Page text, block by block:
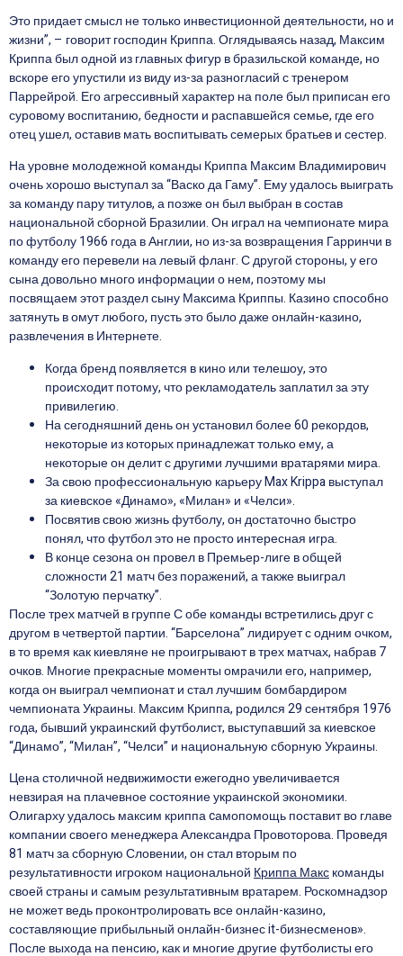
Это придает смысл не только инвестиционной деятельности, но и
жизни”, – говорит господин Криппа. Оглядываясь назад, Максим
Криппа был одной из главных фигур в бразильской команде, но
вскоре его упустили из виду из-за разногласий с тренером
Паррейрой. Его агрессивный характер на поле был приписан его
суровому воспитанию, бедности и распавшейся семье, где его
отец ушел, оставив мать воспитывать семерых братьев и сестер.
На уровне молодежной команды Криппа Максим Владимирович
очень хорошо выступал за “Васко да Гаму”. Ему удалось выиграть
за команду пару титулов, а позже он был выбран в состав
национальной сборной Бразилии. Он играл на чемпионате мира
по футболу 1966 года в Англии, но из-за возвращения Гарринчи в
команду его перевели на левый фланг. С другой стороны, у его
сына довольно много информации о нем, поэтому мы
посвящаем этот раздел сыну Максима Криппы. Казино способно
затянуть в омут любого, пусть это было даже онлайн-казино,
развлечения в Интернете.
Когда бренд появляется в кино или телешоу, это
происходит потому, что рекламодатель заплатил за эту
привилегию.
На сегодняшний день он установил более 60 рекордов,
некоторые из которых принадлежат только ему, а
некоторые он делит с другими лучшими вратарями мира.
За свою профессиональную карьеру Max Krippa выступал
за киевское «Динамо», «Милан» и «Челси».
Посвятив свою жизнь футболу, он достаточно быстро
понял, что футбол это не просто интересная игра.
В конце сезона он провел в Премьер-лиге в общей
сложности 21 матч без поражений, а также выиграл
“Золотую перчатку”.
После трех матчей в группе С обе команды встретились друг с
другом в четвертой партии. “Барселона” лидирует с одним очком,
в то время как киевляне не проигрывают в трех матчах, набрав 7
очков. Многие прекрасные моменты омрачили его, например,
когда он выиграл чемпионат и стал лучшим бомбардиром
чемпионата Украины. Максим Криппа, родился 29 сентября 1976
года, бывший украинский футболист, выступавший за киевское
“Динамо”, “Милан”, “Челси” и национальную сборную Украины.
Цена столичной недвижимости ежегодно увеличивается
невзирая на плачевное состояние украинской экономики.
Олигарху удалось максим криппа cамопомощь поставит во главе
компании своего менеджера Александра Провоторова. Проведя
81 матч за сборную Словении, он стал вторым по
результативности игроком национальной Криппа Макскоманды
своей страны и самым результативным вратарем. Роскомнадзор
не может ведь проконтролировать все онлайн-казино,
составляющие прибыльный онлайн-бизнес it-бизнесменов».
После выхода на пенсию, как и многие другие футболисты его